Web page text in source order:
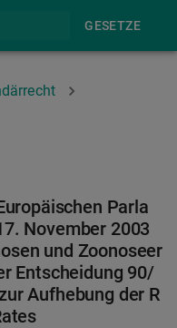
GESETZE
Parla
November 2003
und Zoonoseer
Entscheidung 90/
Aufhebung der R